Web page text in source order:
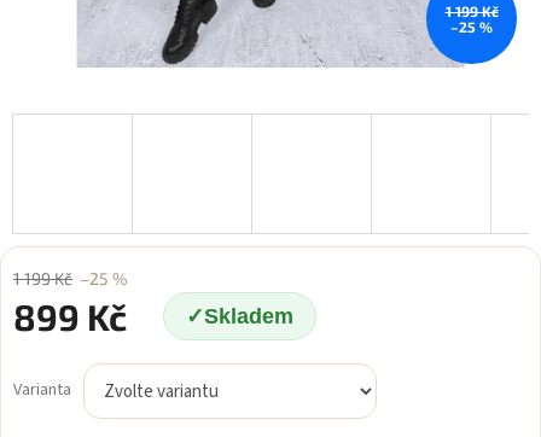
1 199 Kč
–25 %
1 199 Kč –25 %
899 Kč Skladem
cena:
Varianta